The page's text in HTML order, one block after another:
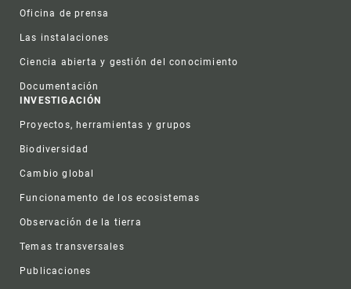
Oficina de prensa
Las instalaciones
Ciencia abierta y gestión del conocimiento
Documentación
INVESTIGACIÓN
Proyectos, herramientas y grupos
Biodiversidad
Cambio global
Funcionamento de los ecosistemas
Observación de la tierra
Temas transversales
Publicaciones